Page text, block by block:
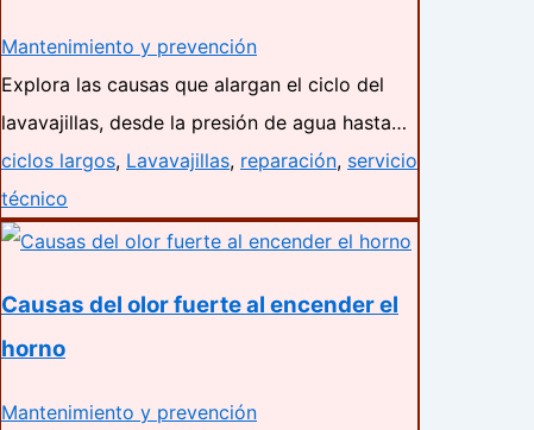
Mantenimiento y prevención
Explora las causas que alargan el ciclo del
lavavajillas, desde la presión de agua hasta…
ciclos largos, Lavavajillas, reparación, servicio
técnico
Causas del olor fuerte al encender el
horno
Mantenimiento y prevención